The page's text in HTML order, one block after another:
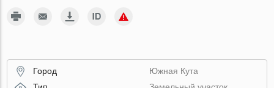
Город
Южная Кута